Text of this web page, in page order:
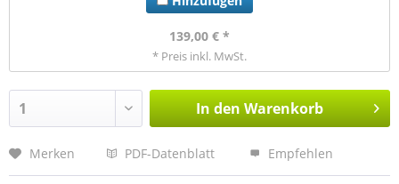
139,00 € *
* Preis inkl. MwSt.
In den Warenkorb
Merken PDF-Datenblatt Empfehlen